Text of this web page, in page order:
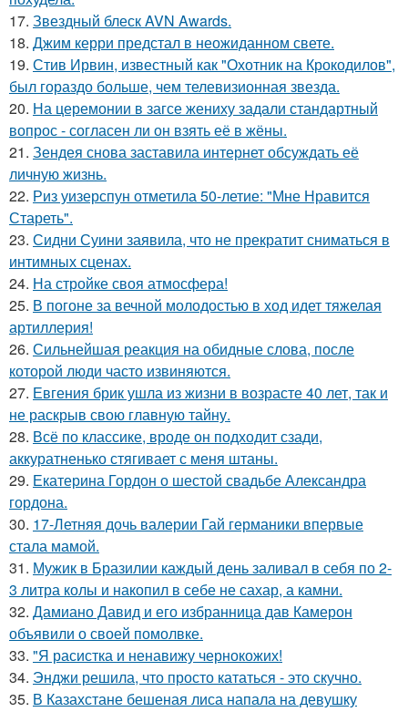
17. Звездный блеск AVN Awards.
18. Джим керри предстал в неожиданном свете.
19. Стив Ирвин, известный как "Охотник на Крокодилов",
был гораздо больше, чем телевизионная звезда.
20. На церемонии в загсе жениху задали стандартный
вопрос - согласен ли он взять её в жёны.
21. Зендея снова заставила интернет обсуждать её
личную жизнь.
22. Риз уизерспун отметила 50-летие: "Мне Нравится
Стареть".
23. Сидни Суини заявила, что не прекратит сниматься в
интимных сценах.
24. На стройке своя атмосфера!
25. В погоне за вечной молодостью в ход идет тяжелая
артиллерия!
26. Сильнейшая реакция на обидные слова, после
которой люди часто извиняются.
27. Евгения брик ушла из жизни в возрасте 40 лет, так и
не раскрыв свою главную тайну.
28. Всё по классике, вроде он подходит сзади,
аккуратненько стягивает с меня штаны.
29. Екатерина Гордон о шестой свадьбе Александра
гордона.
30. 17-Летняя дочь валерии Гай германики впервые
стала мамой.
31. Мужик в Бразилии каждый день заливал в себя по 2-
3 литра колы и накопил в себе не сахар, а камни.
32. Дамиано Давид и его избранница дав Камерон
объявили о своей помолвке.
33. "Я расистка и ненавижу чернокожих!
34. Энджи решила, что просто кататься - это скучно.
35. В Казахстане бешеная лиса напала на девушку